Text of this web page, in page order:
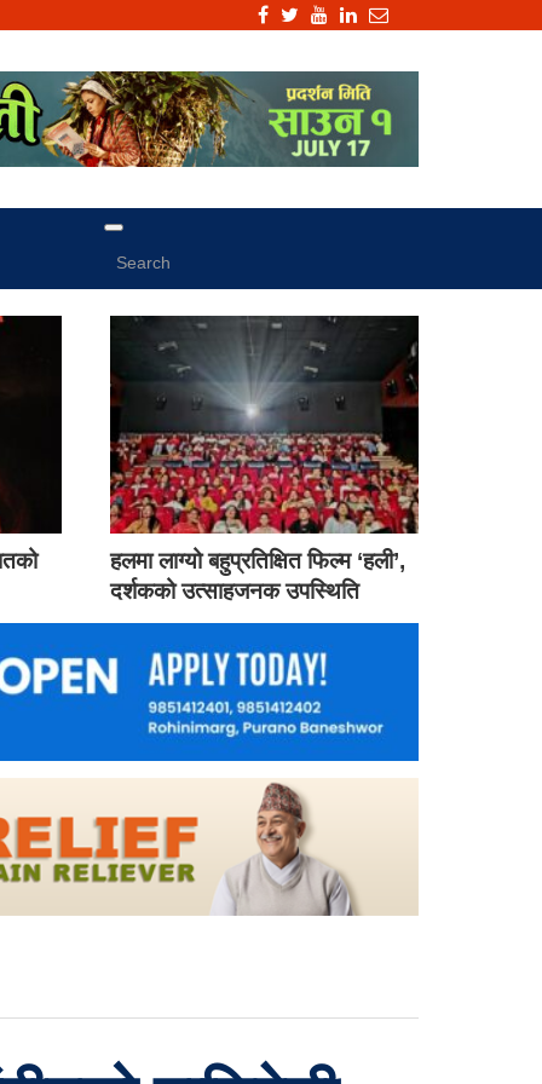
हलमा लाग्यो बहुप्रतिक्षित फिल्म ‘हली’,
दर्शकको उत्साहजनक उपस्थिति